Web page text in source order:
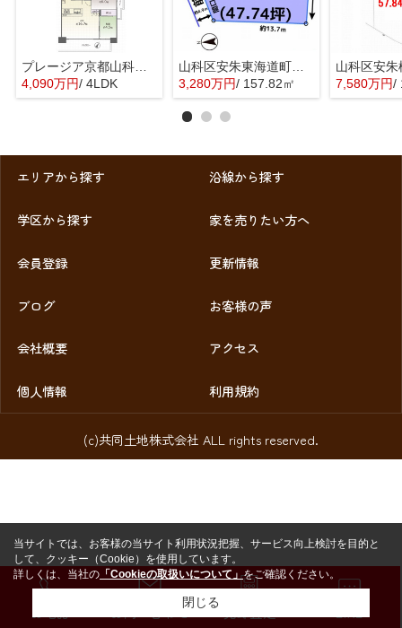
プレージア京都山科東野
4,090万円/ 4LDK
山科区安朱東海道町 売地
3,280万円/ 157.82㎡ 7,580万円/
エリアから探す 沿線から探す
学区から探す 家を売りたい方へ
会員登録 更新情報
ブログ お客様の声
会社概要 アクセス
個人情報 利用規約
(c)共同土地株式会社 ALL rights reserved.
お問い合わせ
当サイトでは、お客様の当サイト利用状況把握、サービス向上検討を目的と
して、クッキー（Cookie）を使用しています。
詳しくは、当社の 「Cookieの取扱いについて」をご確認ください。
閉じる